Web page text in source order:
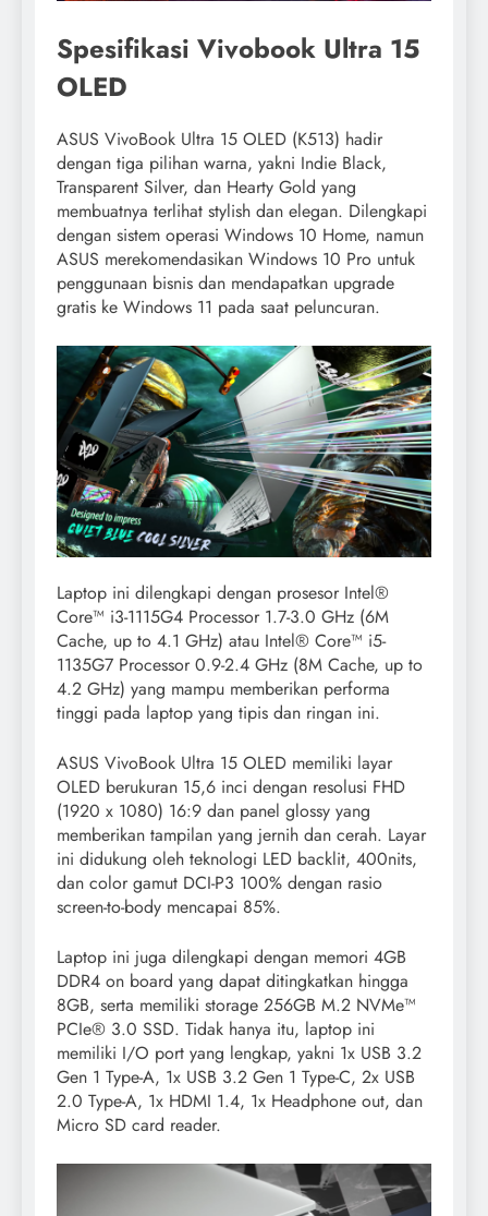
Spesifikasi Vivobook Ultra 15
OLED
ASUS VivoBook Ultra 15 OLED (K513) hadir
dengan tiga pilihan warna, yakni Indie Black,
Transparent Silver, dan Hearty Gold yang
membuatnya terlihat stylish dan elegan. Dilengkapi
dengan sistem operasi Windows 10 Home, namun
ASUS merekomendasikan Windows 10 Pro untuk
penggunaan bisnis dan mendapatkan upgrade
gratis ke Windows 11 pada saat peluncuran.
Laptop ini dilengkapi dengan prosesor Intel®
Core™ i3-1115G4 Processor 1.7-3.0 GHz (6M
Cache, up to 4.1 GHz) atau Intel® Core™ i5-
1135G7 Processor 0.9-2.4 GHz (8M Cache, up to
4.2 GHz) yang mampu memberikan performa
tinggi pada laptop yang tipis dan ringan ini.
ASUS VivoBook Ultra 15 OLED memiliki layar
OLED berukuran 15,6 inci dengan resolusi FHD
(1920 x 1080) 16:9 dan panel glossy yang
memberikan tampilan yang jernih dan cerah. Layar
ini didukung oleh teknologi LED backlit, 400nits,
dan color gamut DCI-P3 100% dengan rasio
screen-to-body mencapai 85%.
Laptop ini juga dilengkapi dengan memori 4GB
DDR4 on board yang dapat ditingkatkan hingga
8GB, serta memiliki storage 256GB M.2 NVMe™
PCIe® 3.0 SSD. Tidak hanya itu, laptop ini
memiliki I/O port yang lengkap, yakni 1x USB 3.2
Gen 1 Type-A, 1x USB 3.2 Gen 1 Type-C, 2x USB
2.0 Type-A, 1x HDMI 1.4, 1x Headphone out, dan
Micro SD card reader.